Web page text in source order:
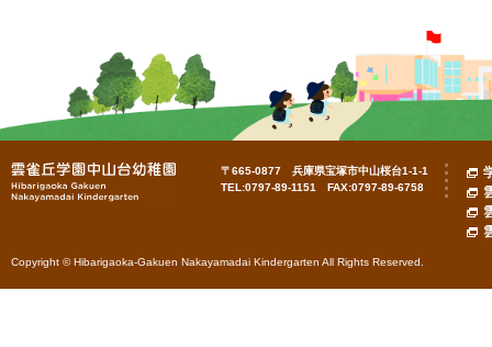
〒665-0877 兵庫県宝塚市中山桜台1-1-1
TEL:0797-89-1151 FAX:0797-89-6758
Copyright © Hibarigaoka-Gakuen Nakayamadai Kindergarten All Rights Reserved.